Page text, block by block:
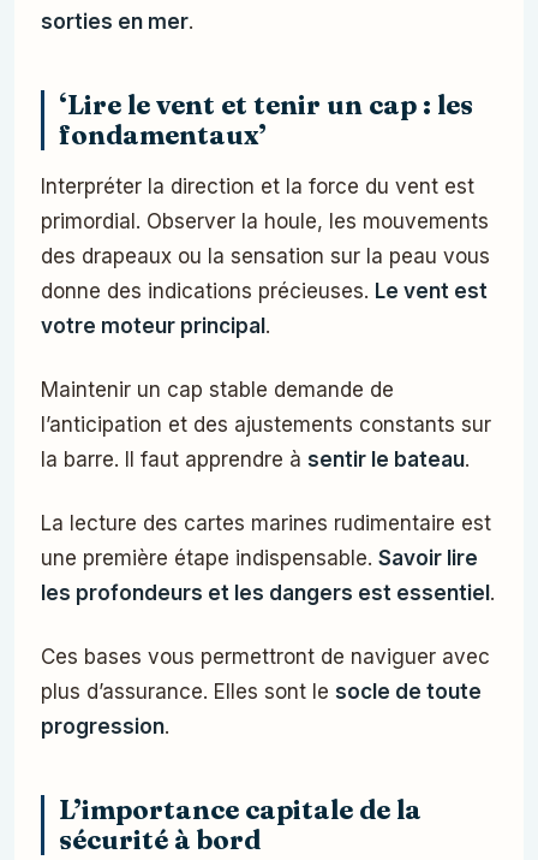
sorties en mer.
‘Lire le vent et tenir un cap : les
fondamentaux’
Interpréter la direction et la force du vent est
primordial. Observer la houle, les mouvements
des drapeaux ou la sensation sur la peau vous
donne des indications précieuses. Le vent est
votre moteur principal .
Maintenir un cap stable demande de
l’anticipation et des ajustements constants sur
la barre. Il faut apprendre à sentir le bateau.
La lecture des cartes marines rudimentaire est
une première étape indispensable. Savoir lire
les profondeurs et les dangers est essentiel .
Ces bases vous permettront de naviguer avec
plus d’assurance. Elles sont le socle de toute
progression.
L’importance capitale de la
sécurité à bord